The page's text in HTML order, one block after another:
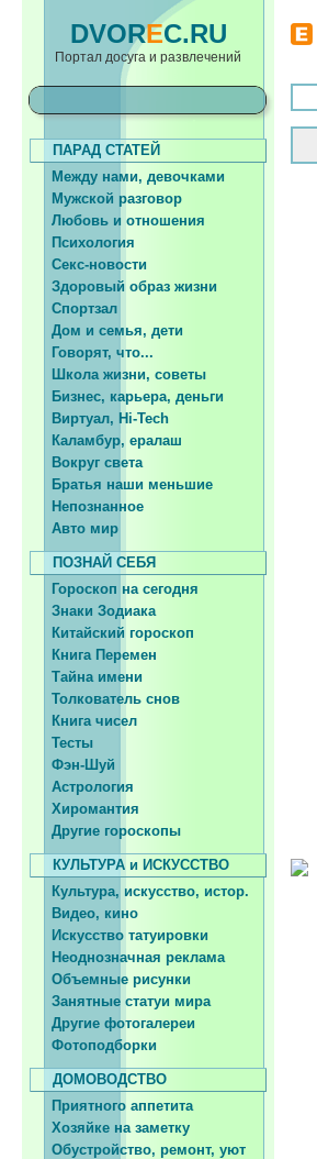
DVOREC.RU
Портал досуга и развлечений
ПАРАД СТАТЕЙ
Между нами, девочками
Мужской разговор
Любовь и отношения
Психология
Секс-новости
Здоровый образ жизни
Спортзал
Дом и семья, дети
Говорят, что...
Школа жизни, советы
Бизнес, карьера, деньги
Виртуал, Hi-Tech
Каламбур, ералаш
Вокруг света
Братья наши меньшие
Непознанное
Авто мир
ПОЗНАЙ СЕБЯ
Гороскоп на сегодня
Знаки Зодиака
Китайский гороскоп
Книга Перемен
Тайна имени
Толкователь снов
Книга чисел
Тесты
Фэн-Шуй
Астрология
Хиромантия
Другие гороскопы
КУЛЬТУРА и ИСКУССТВО
Культура, искусство, истор.
Видео, кино
Искусство татуировки
Неоднозначная реклама
Объемные рисунки
Занятные статуи мира
Другие фотогалереи
Фотоподборки
ДОМОВОДСТВО
Приятного аппетита
Хозяйке на заметку
Обустройство, ремонт, уют